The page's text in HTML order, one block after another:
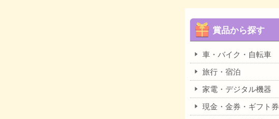
賞品から探す
車・バイク・自転車
旅行・宿泊
家電・デジタル機器
現金・金券・ギフト券